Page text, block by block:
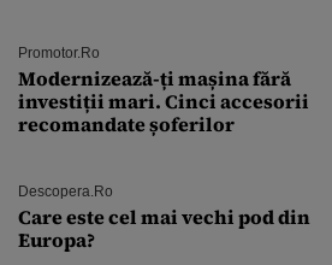
Promotor.ro
Modernizează-ți mașina fără
investiții mari. Cinci accesorii
recomandate șoferilor
Descopera.ro
Care este cel mai vechi pod din
Europa?